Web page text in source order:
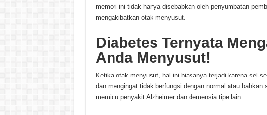
memori ini tidak hanya disebabkan oleh penyumbatan
mengakibatkan otak menyusut.
Diabetes Ternyata
Anda Menyusut!
Ketika otak menyusut, hal ini biasanya terjadi karena sel-
dan mengingat tidak berfungsi dengan normal atau
memicu penyakit Alzheimer dan demensia tipe lain.